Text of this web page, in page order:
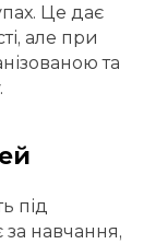
Це дає
але при
та
під
навчання,